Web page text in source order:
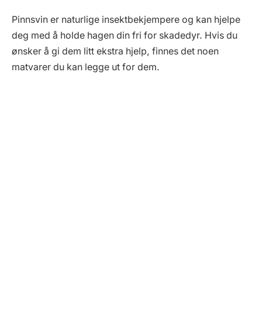
Pinnsvin er naturlige insektbekjempere og kan hjelpe
deg med å holde hagen din fri for skadedyr. Hvis du
ønsker å gi dem litt ekstra hjelp, finnes det noen
matvarer du kan legge ut for dem.